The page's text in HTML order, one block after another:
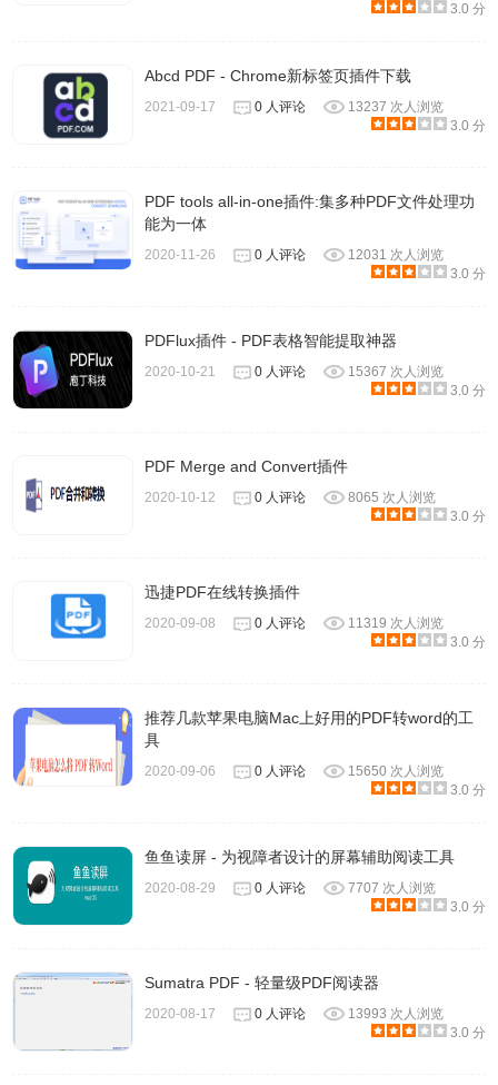
福昕PDF高级编辑器使用方法
PDF编辑、转换、合并为例，更多功能待你解锁。
PDF编辑
3.0 分
Abcd PDF - Chrome新标签页插件下载
2021-09-17 0 人评论
13237 次人浏览
3.0 分
PDF tools all-in-one插件:集多种PDF文件处理功
能为一体
2020-11-26 0 人评论
12031 次人浏览
3.0 分
PDFlux插件 - PDF表格智能提取神器
2020-10-21 0 人评论
15367 次人浏览
3.0 分
PDF Merge and Convert插件
2020-10-12 0 人评论
8065 次人浏览
3.0 分
迅捷PDF在线转换插件
2020-09-08 0 人评论
11319 次人浏览
3.0 分
推荐几款苹果电脑Mac上好用的PDF转word的工
具
2020-09-06 0 人评论
15650 次人浏览
3.0 分
鱼鱼读屏 - 为视障者设计的屏幕辅助阅读工具
2020-08-29 0 人评论
7707 次人浏览
3.0 分
Sumatra PDF - 轻量级PDF阅读器
2020-08-17 0 人评论
13993 次人浏览
3.0 分